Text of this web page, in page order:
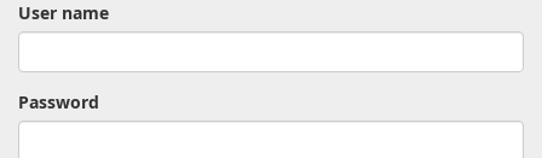
User name
Password